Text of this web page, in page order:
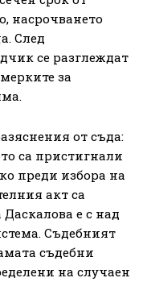
насрочването
След
се разглеждат
за
от съда:
са пристигнали
преди избора на
акт са
Даскалова е с над
Съдебният
съдебни
на случаен